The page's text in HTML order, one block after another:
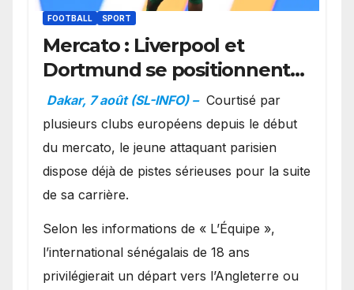
FOOTBALL SPORT
Mercato : Liverpool et
Dortmund se positionnent
en favoris pour recruter
Ibrahim Mbaye
Dakar, 7 août (SL-INFO) – Courtisé par
plusieurs clubs européens depuis le début
du mercato, le jeune attaquant parisien
dispose déjà de pistes sérieuses pour la suite
de sa carrière.
Selon les informations de « L’Équipe »,
l’international sénégalais de 18 ans
privilégierait un départ vers l’Angleterre ou